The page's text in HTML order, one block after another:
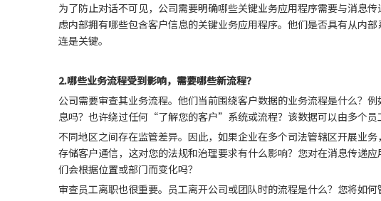
为了防止对话不可见，公司需要明确哪些关键业务应用程序需要与消息
虑内部拥有哪些包含客户信息的关键业务应用程序。他们是否具有从内
连是关键。
2.哪些业务流程受到影响，需要哪些新流程？
公司需要审查其业务流程。他们当前围绕客户数据的业务流程是什么？
息吗？也许绕过任何“了解您的客户”系统或流程？该数据可以由多个员
不同地区之间存在监管差异。因此，如果企业在多个司法管辖区开展业
存储客户通信，这对您的法规和治理要求有什么影响？您对在消息传递
们会根据位置或部门而变化吗？
审查员工离职也很重要。员工离开公司或团队时的流程是什么？您将如何